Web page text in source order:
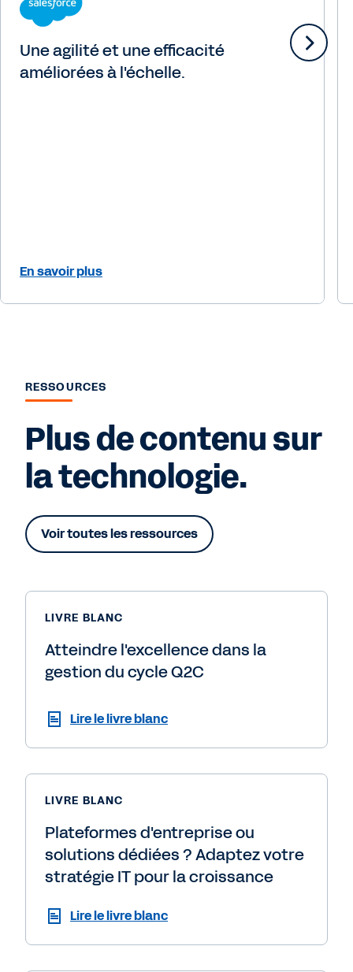
Une agilité et une efficacité
améliorées à l'échelle.
En savoir plus
RESSOURCES
Plus de contenu sur
la technologie.
Voir toutes les ressources
LIVRE BLANC
Atteindre l'excellence dans la
gestion du cycle Q2C
Lire le livre blanc
LIVRE BLANC
Plateformes d'entreprise ou
solutions dédiées ? Adaptez votre
stratégie IT pour la croissance
Lire le livre blanc